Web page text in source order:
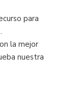
para
la mejor
nuestra